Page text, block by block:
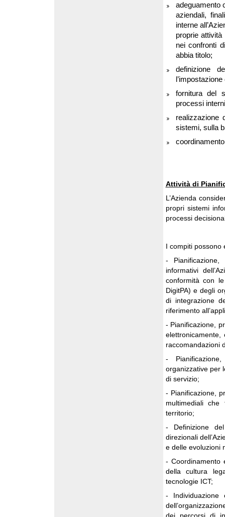
adeguamento
aziendali,
interne
proprie
nei confronti
abbia titolo;
definizione
fornitura del
processi
realizzazione
sistemi, sulla
Attività di
L’Azienda
propri sistemi
processi
I compiti possono
-
informativi
conformità con
DigitPA) e degli
di integrazione
riferimento
- Pianificazione,
raccomandazioni
-
organizzative per
di servizio;
- Pianificazione,
multimediali che
territorio;
- Definizione
direzionali
e delle evoluzioni
- Coordinamento
della cultura
tecnologie ICT;
- Individuazione